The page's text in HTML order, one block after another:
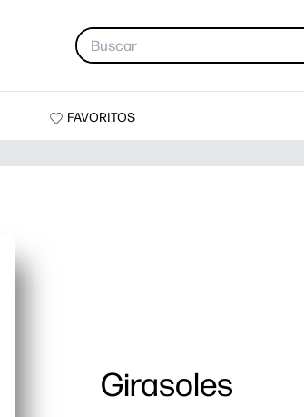
FAVORITOS
Girasoles